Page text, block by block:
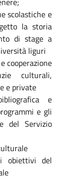
scolastiche e
la storia
di stage a
liguri
cooperazione
culturali,
e private
e
e gli
del Servizio
obiettivi del